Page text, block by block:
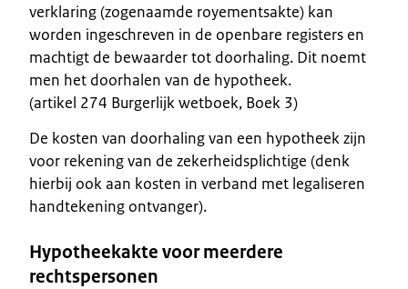
verklaring (zogenaamde royementsakte) kan
worden ingeschreven in de openbare registers en
machtigt de bewaarder tot doorhaling. Dit noemt
men het doorhalen van de hypotheek.
(artikel 274 Burgerlijk wetboek, Boek 3)
De kosten van doorhaling van een hypotheek zijn
voor rekening van de zekerheidsplichtige (denk
hierbij ook aan kosten in verband met legaliseren
handtekening ontvanger).
Hypotheekakte voor meerdere
rechtspersonen